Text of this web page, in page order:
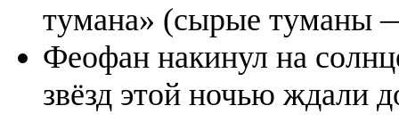
тумана» (сырые туманы
Феофан накинул на
звёзд этой ночью ждали